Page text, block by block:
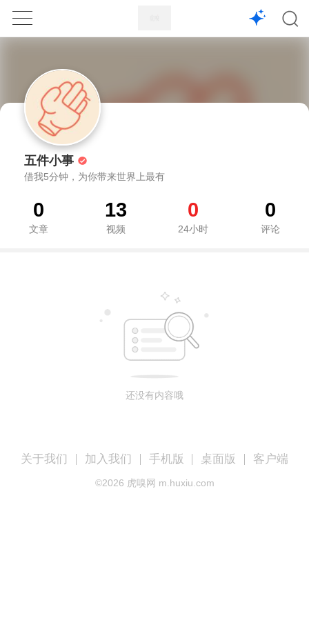
1X
五件小事
借我5分钟，为你带来世界上最有
0
文章
13
视频
0
24小时
0
评论
还没有内容哦
关于我们 加入我们 手机版 桌面版 客户端
©2026 虎嗅网 m.huxiu.com